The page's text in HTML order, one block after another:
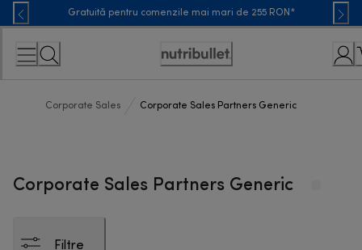
Skip
to
Content
Gratuită pentru comenzile mai mari de 255 RON*
Accessibility
Corporate Sales Corporate Sales Partners Generic
Corporate Sales Partners Generic
Filtre